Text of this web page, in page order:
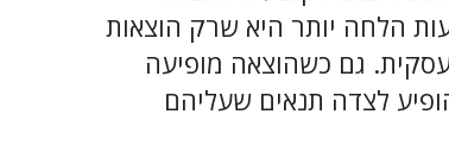
הלחה יותר היא שרק הוצאות
גם כשהוצאה מופיעה
לצדה תנאים שעליהם